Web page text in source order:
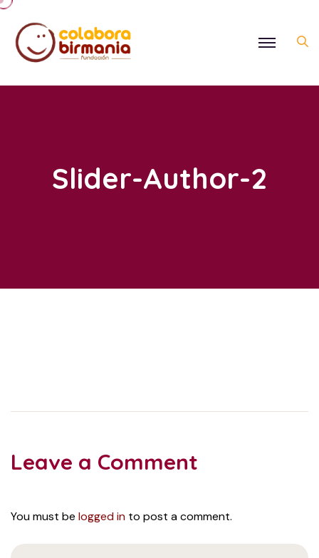
Slider-Author-2
Leave a Comment
You must be logged in to post a comment.